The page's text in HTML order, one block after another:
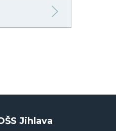
Jihlava